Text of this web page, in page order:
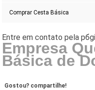
Comprar Cesta Básica
Empresa
Básica de
Gostou? compartilhe!